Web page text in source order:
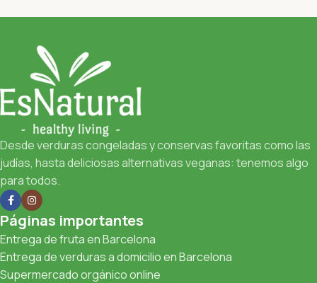
Desde verduras congeladas y conservas favoritas como las
judías, hasta deliciosas alternativas veganas: tenemos algo
para todos.
Páginas importantes
Entrega de fruta en Barcelona
Entrega de verduras a domicilio en Barcelona
Supermercado orgánico online